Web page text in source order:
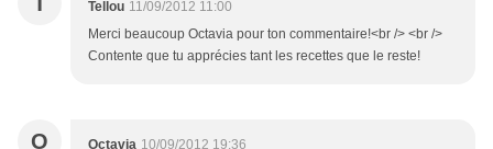
Tellou 11/09/2012 11:00
Merci beaucoup Octavia pour ton commentaire!<br /> <br />
Contente que tu apprécies tant les recettes que le reste!
O Octavia 10/09/2012 19:36